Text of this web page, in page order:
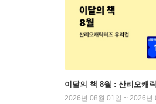
이달의 책 8월 : 산리오캐
2026년 08월 01일 ~ 2026년